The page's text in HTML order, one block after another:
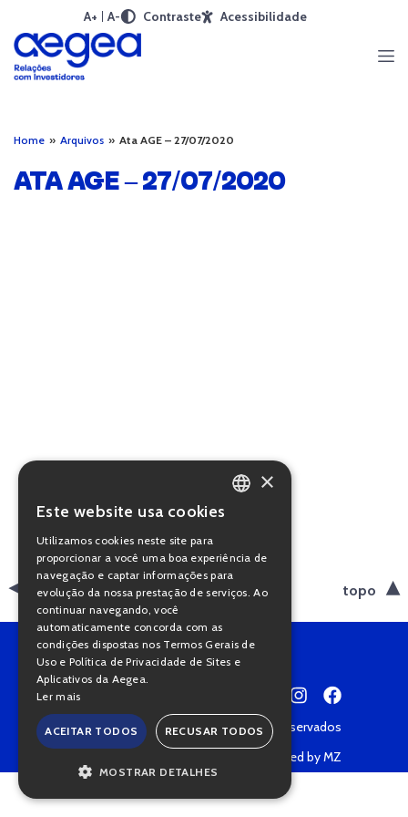
A+ A- Contraste Acessibilidade
Home » Arquivos » Ata AGE – 27/07/2020
ATA AGE – 27/07/2020
voltar topo
Copyright © 2022 • Todos os direitos reservados
Powered by MZ
PORTUGUESE
×
Este website usa cookies
Utilizamos cookies neste site para
proporcionar a você uma boa experiência de
navegação e captar informações para
evolução da nossa prestação de serviços. Ao
continuar navegando, você
automaticamente concorda com as
condições dispostas nos Termos Gerais de
Uso e Política de Privacidade de Sites e
Aplicativos da Aegea.
Ler mais
ACEITAR TODOS RECUSAR TODOS
MOSTRAR DETALHES